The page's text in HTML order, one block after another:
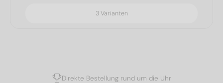
3 Varianten
Direkte Bestellung rund um die Uhr